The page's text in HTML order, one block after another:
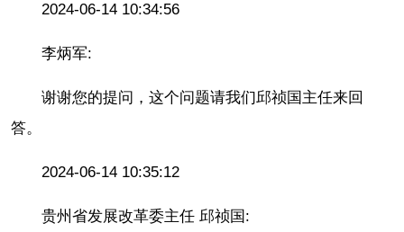
2024-06-14 10:34:56
李炳军:
谢谢您的提问，这个问题请我们邱祯国主任来回
答。
2024-06-14 10:35:12
贵州省发展改革委主任 邱祯国: